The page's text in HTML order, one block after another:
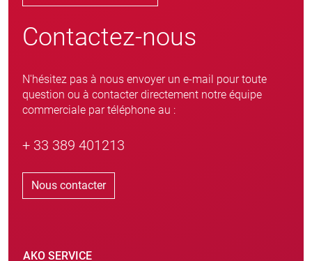
Contactez-nous
N'hésitez pas à nous envoyer un e-mail pour toute
question ou à contacter directement notre équipe
commerciale par téléphone au :
+ 33 389 401213
Nous contacter
AKO SERVICE